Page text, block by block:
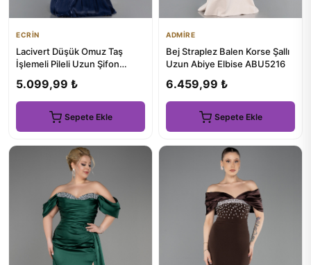
ECRİN
Lacivert Düşük Omuz Taş
İşlemeli Pileli Uzun Şifon
5.099,99 ₺
Sepete Ekle
ADMİRE
Bej Straplez Balen Korse Şallı
Uzun Abiye Elbise ABU5216
6.459,99 ₺
Sepete Ekle